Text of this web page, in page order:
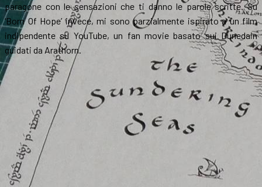
paragone con le sensazioni che ti danno le parole scritte. Su
‘Born Of Hope’ invece, mi sono parzialmente ispirato a un film
indipendente su YouTube, un fan movie basato sui Dunedain
guidati da Arathorn.